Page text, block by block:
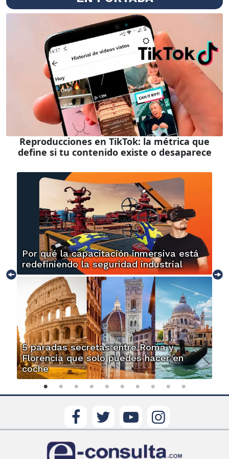
Reproducciones en TikTok: la métrica que
define si tu contenido existe o desaparece
Por qué la capacitación inmersiva está
redefiniendo la seguridad industrial
5 paradas secretas entre Roma y
Florencia que solo puedes hacer en
coche